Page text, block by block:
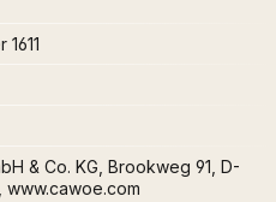
& Co. KG, Brookweg 91, D-
www.cawoe.com